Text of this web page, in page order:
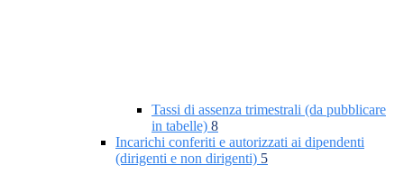
Tassi di assenza trimestrali (da pubblicare
in tabelle) 8
Incarichi conferiti e autorizzati ai dipendenti
(dirigenti e non dirigenti) 5